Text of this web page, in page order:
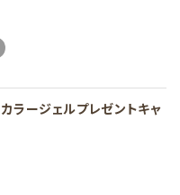
ラージェルプレゼントキャ